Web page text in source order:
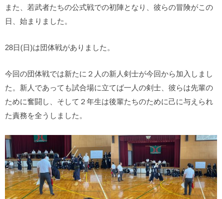
また、若武者たちの公式戦での初陣となり、彼らの冒険がこの
日、始まりました。
28日(日)は団体戦がありました。
今回の団体戦では新たに２人の新人剣士が今回から加入しまし
た。新人であっても試合場に立てば一人の剣士、彼らは先輩の
ために奮闘し、そして２年生は後輩たちのために己に与えられ
た責務を全うしました。